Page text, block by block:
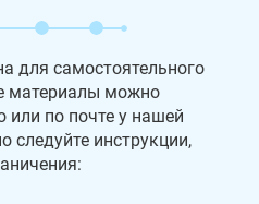
для самостоятельного
материалы можно
или по почте у нашей
следуйте инструкции,